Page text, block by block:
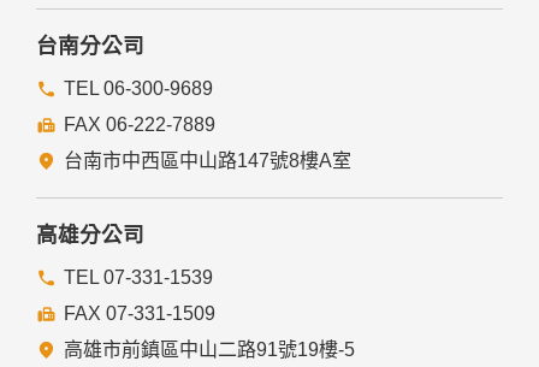
本網站委託廠商協助蒐集、處理或利用您的個人資料時，將對
委外廠商或個人善盡監督管理之責。
六、Cookie之使用
為了提供您最佳的服務，本網站會在您的電腦中放置並取用我
們的Cookie，若您不願接受Cookie的寫入，您可在您使用的
瀏覽器功能項中設定隱私權等級為高，即可拒絕Cookie的寫
七、隱私權保護政策之修正
款將刊登於網站上。
台南分公司
TEL 06-300-9689
FAX 06-222-7889
台南市中西區中山路147號8樓A室
高雄分公司
TEL 07-331-1539
FAX 07-331-1509
高雄市前鎮區中山二路91號19樓-5